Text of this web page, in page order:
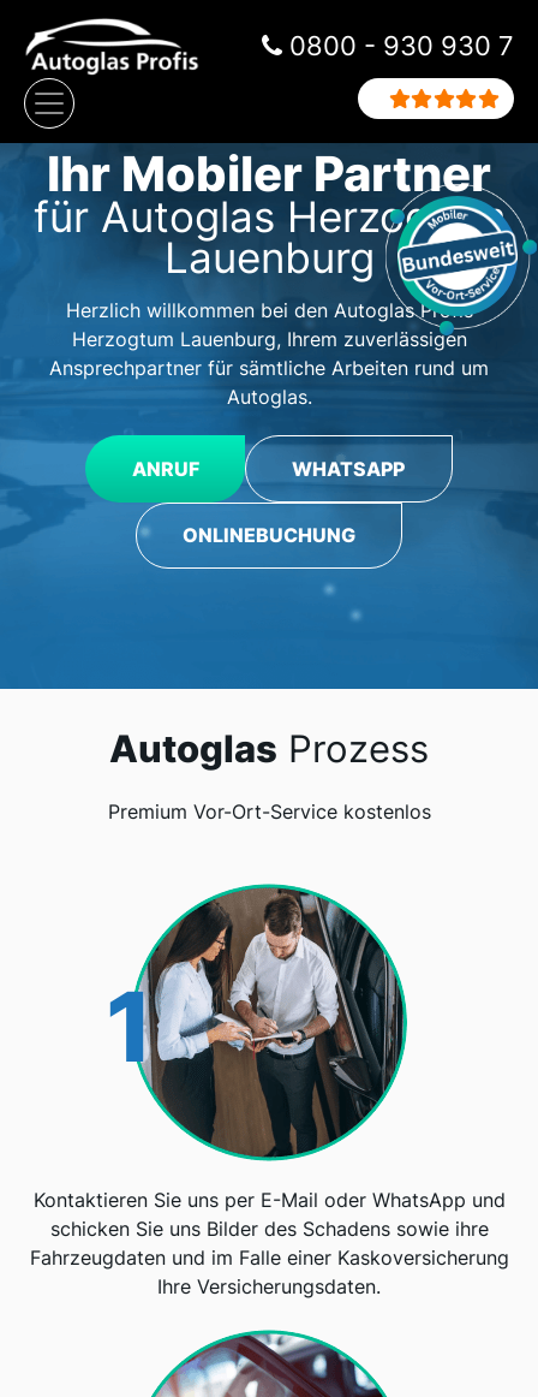
Zum Inhalt springen
Hauptnavigation
0800 - 930 930 7
Ihr Mobiler Partner
für Autoglas Herzogtum
Lauenburg
Herzlich willkommen bei den Autoglas Profis
Herzogtum Lauenburg, Ihrem zuverlässigen
Ansprechpartner für sämtliche Arbeiten rund um
Autoglas.
ANRUF WHATSAPP
ONLINEBUCHUNG
Autoglas Prozess
Premium Vor-Ort-Service kostenlos
1
Kontaktieren Sie uns per E-Mail oder WhatsApp und
schicken Sie uns Bilder des Schadens sowie ihre
Fahrzeugdaten und im Falle einer Kaskoversicherung
Ihre Versicherungsdaten.